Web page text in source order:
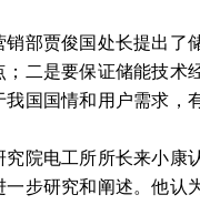
贾俊国处长提出了储
；二是要保证储能技术
国国情和用户需求，
电工所所长来小康认
一步研究和阐述。他认